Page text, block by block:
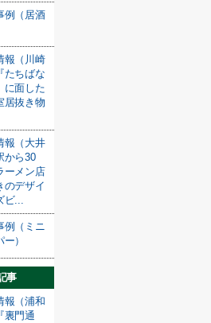
例（居酒
報（川崎
たちばな
に面した
居抜き物
報（大井
から30
ーメン店
のデザイ
ビ...
例（ミニ
）
事
報（浦和
裏門通